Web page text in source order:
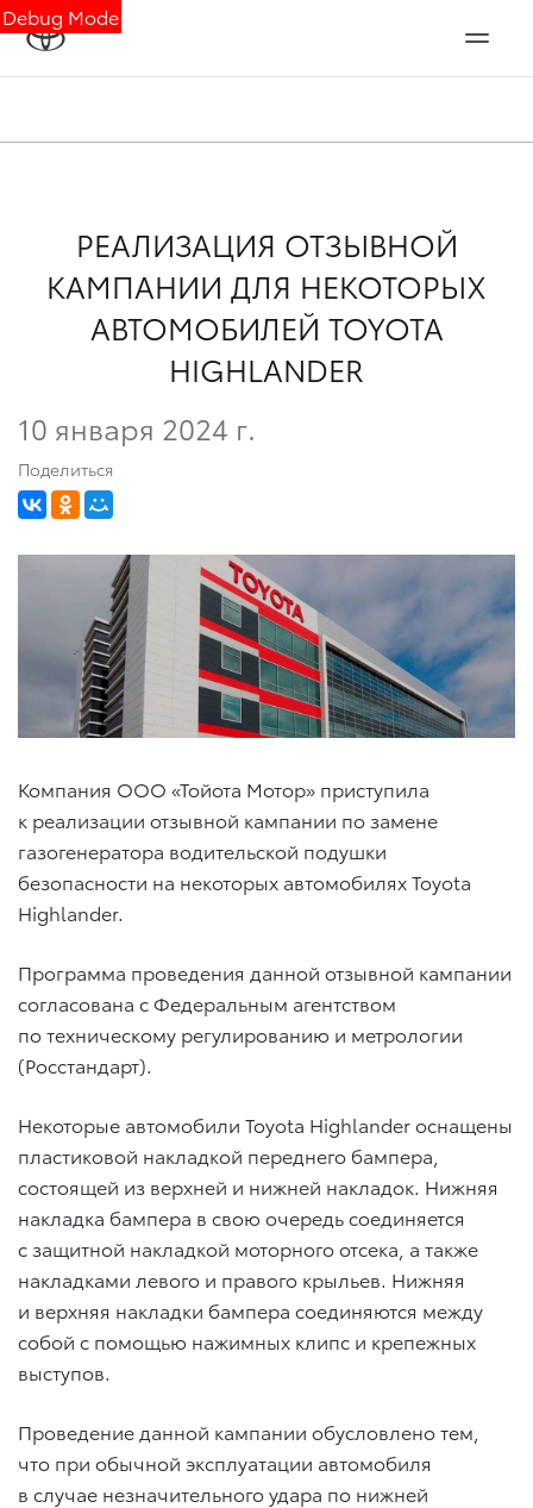
Debug Mode
РЕАЛИЗАЦИЯ ОТЗЫВНОЙ
КАМПАНИИ ДЛЯ НЕКОТОРЫХ
АВТОМОБИЛЕЙ TOYOTA
HIGHLANDER
10 января 2024 г.
Поделиться
Компания ООО «Тойота Мотор» приступила
к реализации отзывной кампании по замене
газогенератора водительской подушки
безопасности на некоторых автомобилях Toyota
Highlander.
Программа проведения данной отзывной кампании
согласована с Федеральным агентством
по техническому регулированию и метрологии
(Росстандарт).
Некоторые автомобили Toyota Highlander оснащены
пластиковой накладкой переднего бампера,
состоящей из верхней и нижней накладок. Нижняя
накладка бампера в свою очередь соединяется
с защитной накладкой моторного отсека, а также
накладками левого и правого крыльев. Нижняя
и верхняя накладки бампера соединяются между
собой c помощью нажимных клипс и крепежных
выступов.
Проведение данной кампании обусловлено тем,
что при обычной эксплуатации автомобиля
в случае незначительного удара по нижней